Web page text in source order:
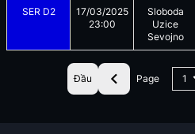
SER D2
17/03/2025
23:00
Sloboda
Uzice
Sevojno
Đầu Page 1